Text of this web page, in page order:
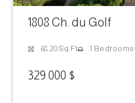
1808 Ch. du Golf
68.20 Sq Ft 1 Bedrooms
329 000 $